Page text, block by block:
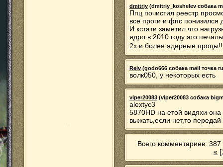
dmitriy (dmitriy_koshelev собака
Ппц почистил реестр
все проги и фпс понизился
И кстати заметил что
ядро в 2010 году это
2х и более ядерные
Reiv (godo666 собака mail точка
волк050, у некоторых есть
viper20083 (viper20083 собака
alextyc3
5870HD на етой видяхи она
выжать,если нет,то
Всего комментариев:
« [